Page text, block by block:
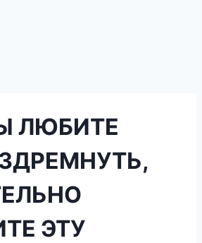
ЛЮБИТЕ
ЭТУ